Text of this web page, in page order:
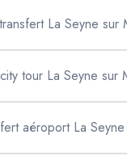
transfert La Seyne sur
city tour La Seyne sur
aéroport La